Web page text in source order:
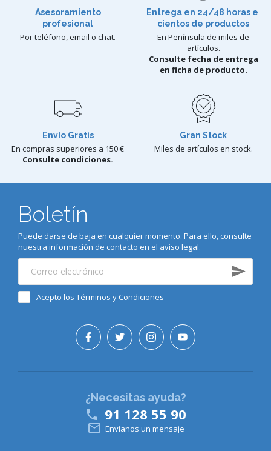
Asesoramiento
profesional
Por teléfono, email o chat.
Entrega en 24/48 horas e
cientos de productos
En Península de miles de
artículos.
Consulte fecha de entrega
en ficha de producto.
Envío Gratis
En compras superiores a 150 €
Consulte condiciones.
Gran Stock
Miles de artículos en stock.
Boletín
Puede darse de baja en cualquier momento. Para ello, consulte
nuestra información de contacto en el aviso legal.
Acepto los Términos y Condiciones
¿Necesitas ayuda?
 91 128 55 90
 Envíanos un mensaje